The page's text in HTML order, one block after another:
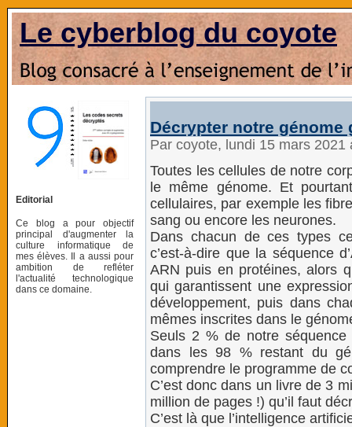
Le cyberblog du coyote
Editorial
Ce blog a pour objectif
principal d'augmenter la
culture informatique de
mes élèves. Il a aussi pour
ambition de refléter
l'actualité technologique
dans ce domaine.
Décrypter notre génome
Par coyote, lundi 15 mars
Toutes les cellules de notre
le même génome. Et
cellulaires, par exemple les
sang ou encore les neurones.
Dans chacun de ces types
c’est-à-dire que la séquence
ARN puis en protéines, alors
qui garantissent une
développement, puis dans
mêmes inscrites dans le
Seuls 2 % de notre séquence
dans les 98 % restant du
comprendre le programme de
C’est donc dans un livre de 3
million de pages !) qu’il faut
C’est là que l’intelligence